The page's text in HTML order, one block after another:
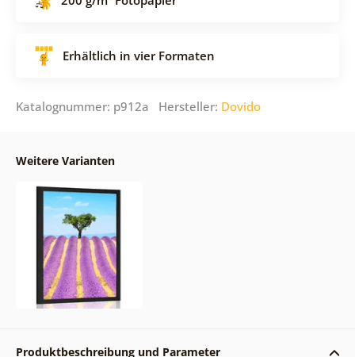
Erhältlich in vier Formaten
Katalognummer: p912a Hersteller: Dovido
Weitere Varianten
Produktbeschreibung und Parameter